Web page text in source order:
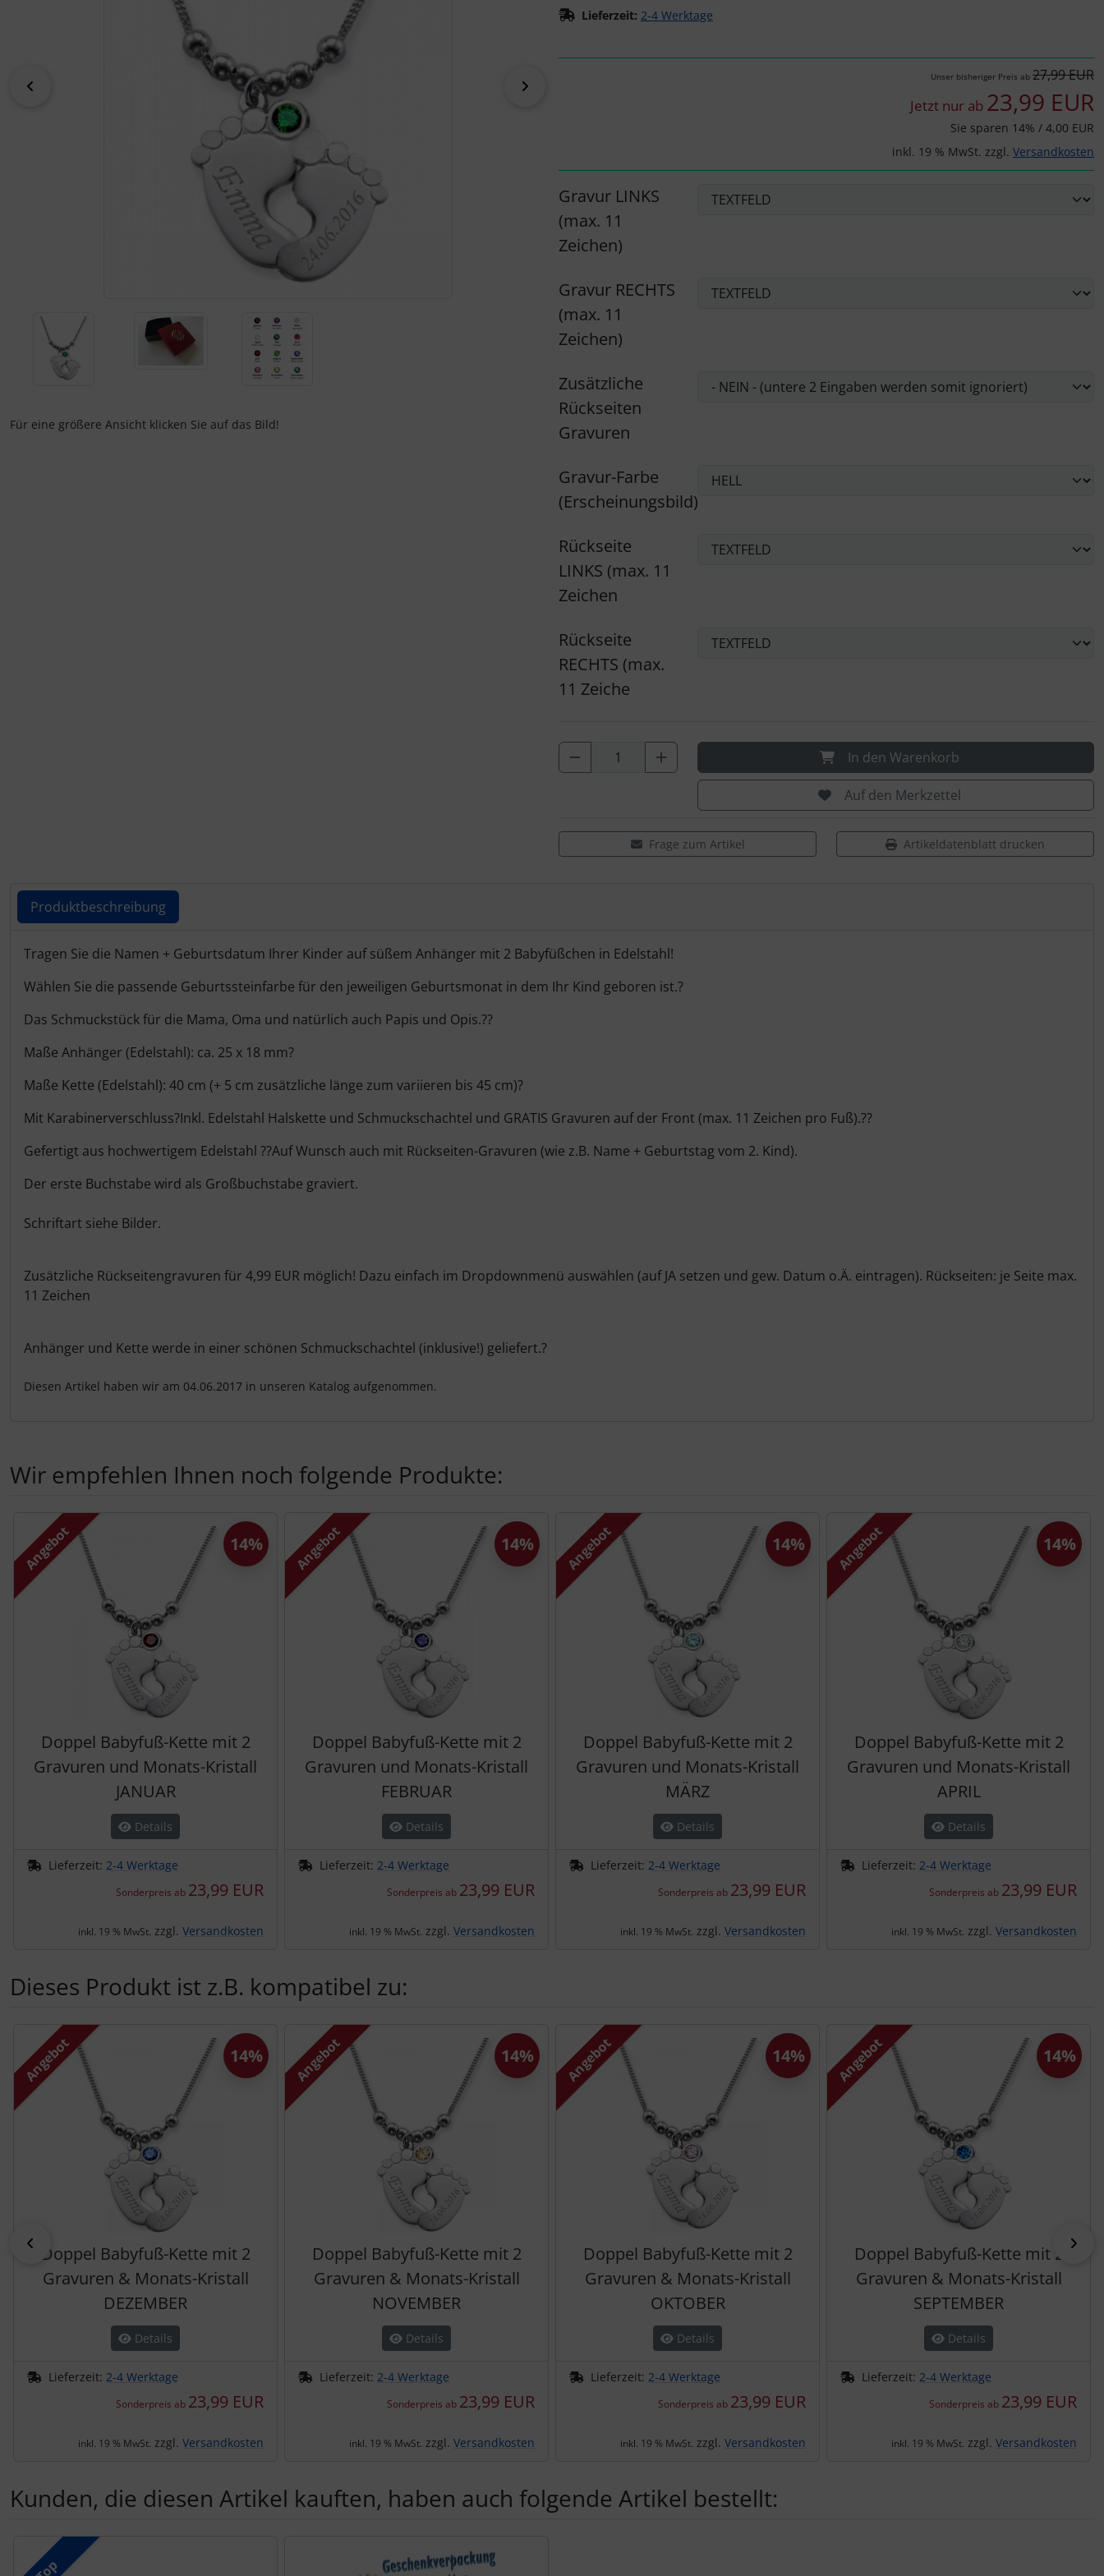
Lieferzeit: 2-4 Werktage
Für eine größere Ansicht klicken Sie auf das Bild!
Unser bisheriger Preis ab 27,99 EUR
Jetzt nur ab 23,99 EUR
Sie sparen 14% / 4,00 EUR
inkl. 19 % MwSt. zzgl. Versandkosten
Gravur LINKS
(max. 11
Zeichen)
Gravur RECHTS
(max. 11
Zeichen)
Zusätzliche
Rückseiten
Gravuren
Gravur-Farbe
(Erscheinungsbild)
Rückseite
LINKS (max. 11
Zeichen
Rückseite
RECHTS (max.
11 Zeiche
In den Warenkorb
Auf den Merkzettel
Frage zum Artikel Artikeldatenblatt drucken
Produktbeschreibung
Produktbeschreibung
Tragen Sie die Namen + Geburtsdatum Ihrer Kinder auf süßem Anhänger mit 2 Babyfüßchen in Edelstahl!
Wählen Sie die passende Geburtssteinfarbe für den jeweiligen Geburtsmonat in dem Ihr Kind geboren ist.?
Das Schmuckstück für die Mama, Oma und natürlich auch Papis und Opis.??
Maße Anhänger (Edelstahl): ca. 25 x 18 mm?
Maße Kette (Edelstahl): 40 cm (+ 5 cm zusätzliche länge zum variieren bis 45 cm)?
Mit Karabinerverschluss?Inkl. Edelstahl Halskette und Schmuckschachtel und GRATIS Gravuren auf der Front (max. 11 Zeichen pro Fuß).??
Gefertigt aus hochwertigem Edelstahl ??Auf Wunsch auch mit Rückseiten-Gravuren (wie z.B. Name + Geburtstag vom 2. Kind).
Der erste Buchstabe wird als Großbuchstabe graviert.
Schriftart siehe Bilder.
Zusätzliche Rückseitengravuren für 4,99 EUR möglich! Dazu einfach im Dropdownmenü auswählen (auf JA setzen und gew. Datum o.Ä. eintragen). Rückseiten: je Seite max.
11 Zeichen
Anhänger und Kette werde in einer schönen Schmuckschachtel (inklusive!) geliefert.?
Diesen Artikel haben wir am 04.06.2017 in unseren Katalog aufgenommen.
Wir empfehlen Ihnen noch folgende Produkte:
Es folgt ein Produktslider - navigieren Sie mit der Tab-Taste zu den einzelnen Artikeln.
Angebot
Doppel Babyfuß-Kette mit 2
Gravuren und Monats-Kristall
JANUAR
Details
Lieferzeit: 2-4 Werktage
Sonderpreis ab 23,99 EUR
14%
inkl. 19 % MwSt. zzgl. Versandkosten
Angebot
Doppel Babyfuß-Kette mit 2
Gravuren und Monats-Kristall
FEBRUAR
Details
Lieferzeit: 2-4 Werktage
Sonderpreis ab 23,99 EUR
14%
inkl. 19 % MwSt. zzgl. Versandkosten
Angebot
Doppel Babyfuß-Kette mit 2
Gravuren und Monats-Kristall
MÄRZ
Details
Lieferzeit: 2-4 Werktage
Sonderpreis ab 23,99 EUR
14%
inkl. 19 % MwSt. zzgl. Versandkosten
Angebot
Doppel Babyfuß-Kette mit 2
Gravuren und Monats-Kristall
APRIL
Details
Lieferzeit: 2-4 Werktage
Sonderpreis ab 23,99 EUR
14%
inkl. 19 % MwSt. zzgl. Versandkosten
Dieses Produkt ist z.B. kompatibel zu:
Es folgt ein Produktslider - navigieren Sie mit der Tab-Taste zu den einzelnen Artikeln.
Angebot
Doppel Babyfuß-Kette mit 2
Gravuren & Monats-Kristall
DEZEMBER
Details
Lieferzeit: 2-4 Werktage
Sonderpreis ab 23,99 EUR
14%
inkl. 19 % MwSt. zzgl. Versandkosten
Angebot
Doppel Babyfuß-Kette mit 2
Gravuren & Monats-Kristall
NOVEMBER
Details
Lieferzeit: 2-4 Werktage
Sonderpreis ab 23,99 EUR
14%
inkl. 19 % MwSt. zzgl. Versandkosten
Angebot
Doppel Babyfuß-Kette mit 2
Gravuren & Monats-Kristall
OKTOBER
Details
Lieferzeit: 2-4 Werktage
Sonderpreis ab 23,99 EUR
14%
inkl. 19 % MwSt. zzgl. Versandkosten
Angebot
Doppel Babyfuß-Kette mit 2
Gravuren & Monats-Kristall
SEPTEMBER
Details
Lieferzeit: 2-4 Werktage
Sonderpreis ab 23,99 EUR
14%
inkl. 19 % MwSt. zzgl. Versandkosten
Kunden, die diesen Artikel kauften, haben auch folgende Artikel bestellt:
Es folgt ein Produktslider - navigieren Sie mit der Tab-Taste zu den einzelnen Artikeln.